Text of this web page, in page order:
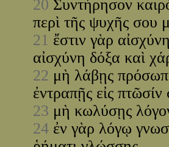
20 Συντήρησον
περὶ τῆς ψυχῆς σου
21 ἔστιν γὰρ
αἰσχύνη δόξα καὶ
22 μὴ λάβῃς
ἐντραπῇς εἰς
23 μὴ κωλύσῃς
24 ἐν γὰρ λόγῳ